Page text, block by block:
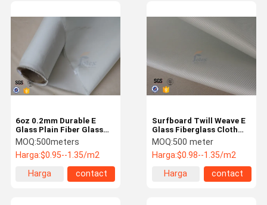
6oz 0.2mm Durable E
Glass Plain Fiber Glass
Fabric Untuk Septic Tank
MOQ:500meters
Harga:$0.95--1.35/m2
Harga
contact
Surfboard Twill Weave E
Glass Fiberglass Cloth
Kain Fiber Glass Clear
White
MOQ:500 meter
Harga:$0.98--1.35/m2
Harga
contact